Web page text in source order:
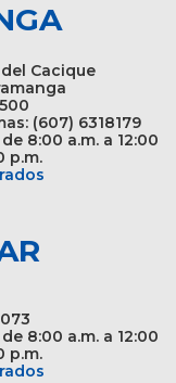
Cacique
(607) 6318179
8:00 a.m. a 12:00
p.m.
8:00 a.m. a 12:00
p.m.